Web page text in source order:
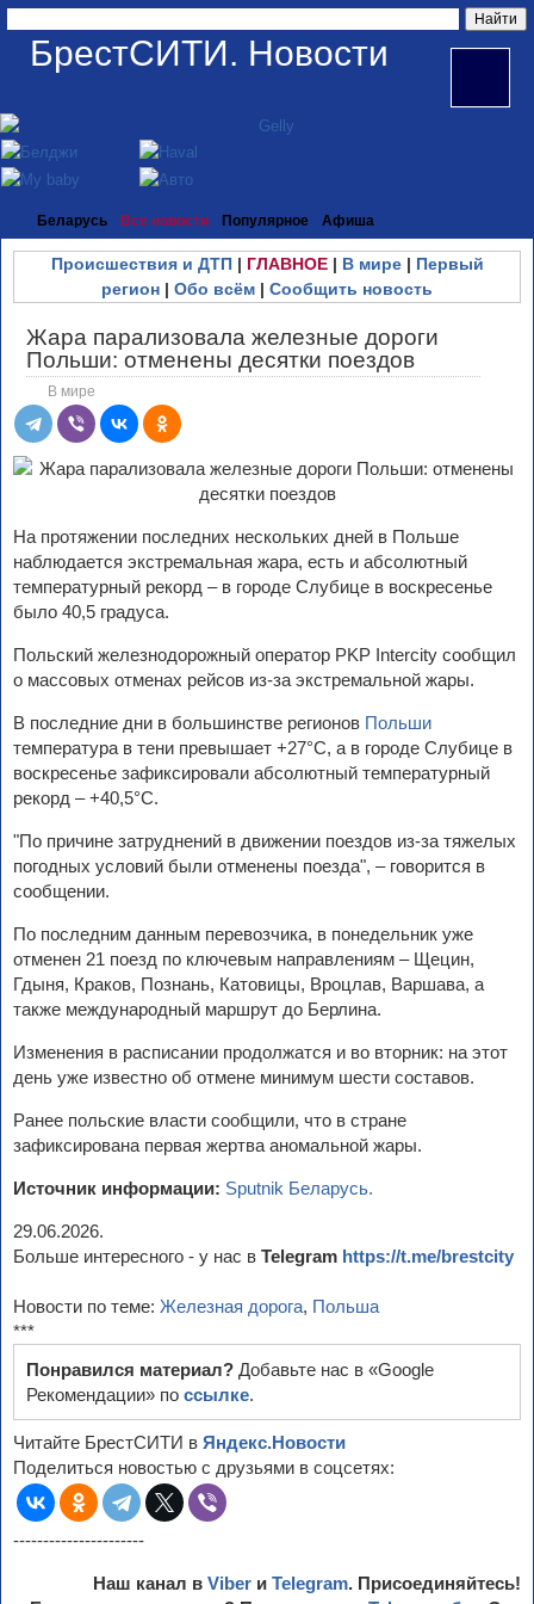
БрестСИТИ. Новости
Беларусь Все новости Популярное Афиша
Происшествия и ДТП| ГЛАВНОЕ| В мире| Первый
регион | Обо всём | Сообщить новость
Жара парализовала железные дороги
Польши: отменены десятки поездов
В мире
На протяжении последних нескольких дней в Польше
наблюдается экстремальная жара, есть и абсолютный
температурный рекорд – в городе Слубице в воскресенье
было 40,5 градуса.
Польский железнодорожный оператор PKP Intercity сообщил
о массовых отменах рейсов из-за экстремальной жары.
В последние дни в большинстве регионов Польши
температура в тени превышает +27°C, а в городе Слубице в
воскресенье зафиксировали абсолютный температурный
рекорд – +40,5°C.
"По причине затруднений в движении поездов из-за тяжелых
погодных условий были отменены поезда", – говорится в
сообщении.
По последним данным перевозчика, в понедельник уже
отменен 21 поезд по ключевым направлениям – Щецин,
Гдыня, Краков, Познань, Катовицы, Вроцлав, Варшава, а
также международный маршрут до Берлина.
Изменения в расписании продолжатся и во вторник: на этот
день уже известно об отмене минимум шести составов.
Ранее польские власти сообщили, что в стране
зафиксирована первая жертва аномальной жары.
Источник информации: Sputnik Беларусь.
29.06.2026.
Больше интересного - у нас в Telegram https://t.me/brestcity
Новости по теме: Железная дорога, Польша
***
Понравился материал? Добавьте нас в «Google
Рекомендации» по ссылке.
Читайте БрестСИТИ в Яндекс.Новости
Поделиться новостью с друзьями в соцсетях:
----------------------
Наш канал в Viber и Telegram. Присоединяйтесь!